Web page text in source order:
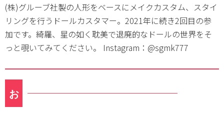
(株)グルーブ社製の人形をベースにメイクカスタム、スタイ
リングを行うドールカスタマー。2021年に続き2回目の参
加です。綺羅、星の如く耽美で退廃的なドールの世界をそ
っと覗いてみてください。 Instagram：@sgmk777
お